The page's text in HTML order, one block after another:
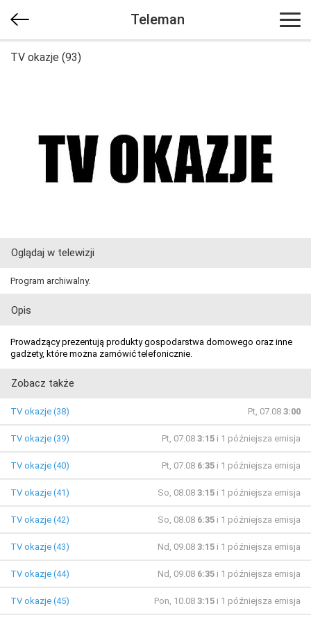
Teleman
TV okazje (93)
Oglądaj w telewizji
Program archiwalny.
Opis
Prowadzący prezentują produkty gospodarstwa domowego oraz inne
gadżety, które można zamówić telefonicznie.
Zobacz także
TV okazje (38) Pt, 07.08 3:00
TV okazje (39) Pt, 07.08 3:15 i 1 późniejsza emisja
TV okazje (40) Pt, 07.08 6:35 i 1 późniejsza emisja
TV okazje (41) So, 08.08 3:15 i 1 późniejsza emisja
TV okazje (42) So, 08.08 6:35 i 1 późniejsza emisja
TV okazje (43) Nd, 09.08 3:15 i 1 późniejsza emisja
TV okazje (44) Nd, 09.08 6:35 i 1 późniejsza emisja
TV okazje (45) Pon, 10.08 3:15 i 1 późniejsza emisja